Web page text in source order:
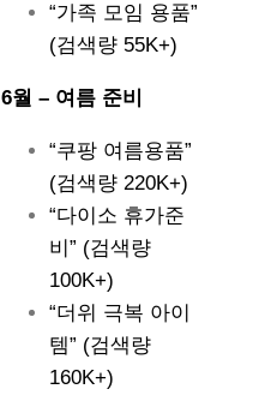
“가족 모임 용품”
(검색량 55K+)
6월 – 여름 준비
“쿠팡 여름용품”
(검색량 220K+)
“다이소 휴가준
비” (검색량
100K+)
“더위 극복 아이
템” (검색량
160K+)